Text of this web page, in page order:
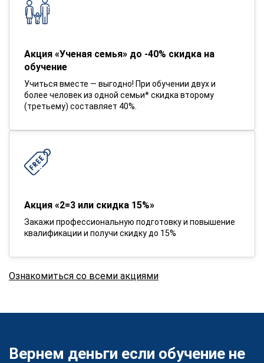
Акция «Ученая семья» до -40% скидка на
обучение
Учиться вместе — выгодно! При обучении двух и
более человек из одной семьи* скидка второму
(третьему) составляет 40%.
Акция «2=3 или скидка 15%»
Закажи профессиональную подготовку и повышение
квалификации и получи скидку до 15%
Ознакомиться со всеми акциями
Вернем деньги если обучение не